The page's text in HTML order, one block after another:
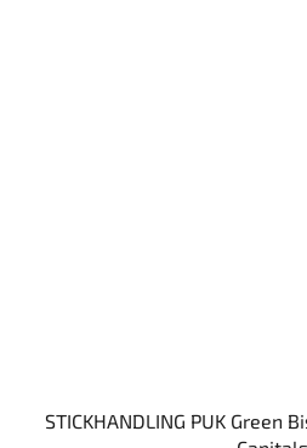
STICKHANDLING PUK Green